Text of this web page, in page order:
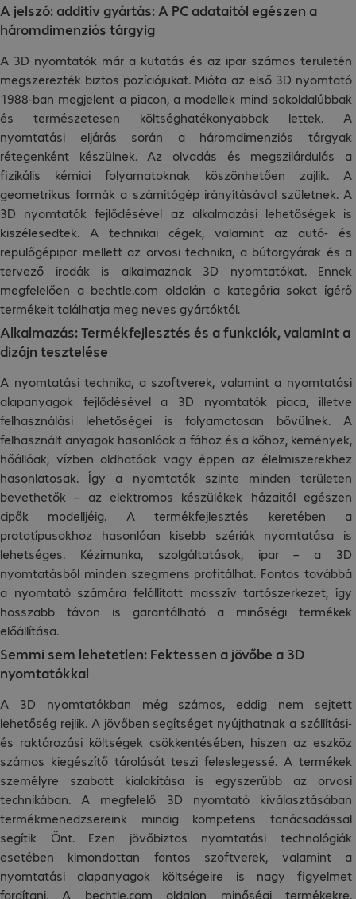
A jelszó: additív gyártás: A PC adataitól egészen a
háromdimenziós tárgyig
A 3D nyomtatók már a kutatás és az ipar számos területén
megszerezték biztos pozíciójukat. Mióta az első 3D nyomtató
1988-ban megjelent a piacon, a modellek mind sokoldalúbbak
és természetesen költséghatékonyabbak lettek. A
nyomtatási eljárás során a háromdimenziós tárgyak
rétegenként készülnek. Az olvadás és megszilárdulás a
fizikális kémiai folyamatoknak köszönhetően zajlik. A
geometrikus formák a számítógép irányításával születnek. A
3D nyomtatók fejlődésével az alkalmazási lehetőségek is
kiszélesedtek. A technikai cégek, valamint az autó- és
repülőgépipar mellett az orvosi technika, a bútorgyárak és a
tervező irodák is alkalmaznak 3D nyomtatókat. Ennek
megfelelően a bechtle.com oldalán a kategória sokat ígérő
termékeit találhatja meg neves gyártóktól.
Alkalmazás: Termékfejlesztés és a funkciók, valamint a
dizájn tesztelése
A nyomtatási technika, a szoftverek, valamint a nyomtatási
alapanyagok fejlődésével a 3D nyomtatók piaca, illetve
felhasználási lehetőségei is folyamatosan bővülnek. A
felhasznált anyagok hasonlóak a fához és a kőhöz, kemények,
hőállóak, vízben oldhatóak vagy éppen az élelmiszerekhez
hasonlatosak. Így a nyomtatók szinte minden területen
bevethetők – az elektromos készülékek házaitól egészen
cipők modelljéig. A termékfejlesztés keretében a
prototípusokhoz hasonlóan kisebb szériák nyomtatása is
lehetséges. Kézimunka, szolgáltatások, ipar – a 3D
nyomtatásból minden szegmens profitálhat. Fontos továbbá
a nyomtató számára felállított masszív tartószerkezet, így
hosszabb távon is garantálható a minőségi termékek
előállítása.
Semmi sem lehetetlen: Fektessen a jövőbe a 3D
nyomtatókkal
A 3D nyomtatókban még számos, eddig nem sejtett
lehetőség rejlik. A jövőben segítséget nyújthatnak a szállítási-
és raktározási költségek csökkentésében, hiszen az eszköz
számos kiegészítő tárolását teszi feleslegessé. A termékek
személyre szabott kialakítása is egyszerűbb az orvosi
technikában. A megfelelő 3D nyomtató kiválasztásában
termékmenedzsereink mindig kompetens tanácsadással
segítik Önt. Ezen jövőbiztos nyomtatási technológiák
esetében kimondottan fontos szoftverek, valamint a
nyomtatási alapanyagok költségeire is nagy figyelmet
fordítani. A bechtle.com oldalon minőségi termékekre,